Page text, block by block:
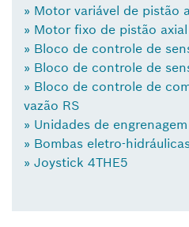
» Motor variável de pistão
» Motor fixo de pistão axial
» Bloco de controle de
» Bloco de controle de
» Bloco de controle de
vazão RS
» Unidades de
» Bombas eletro-
» Joystick 4THE5